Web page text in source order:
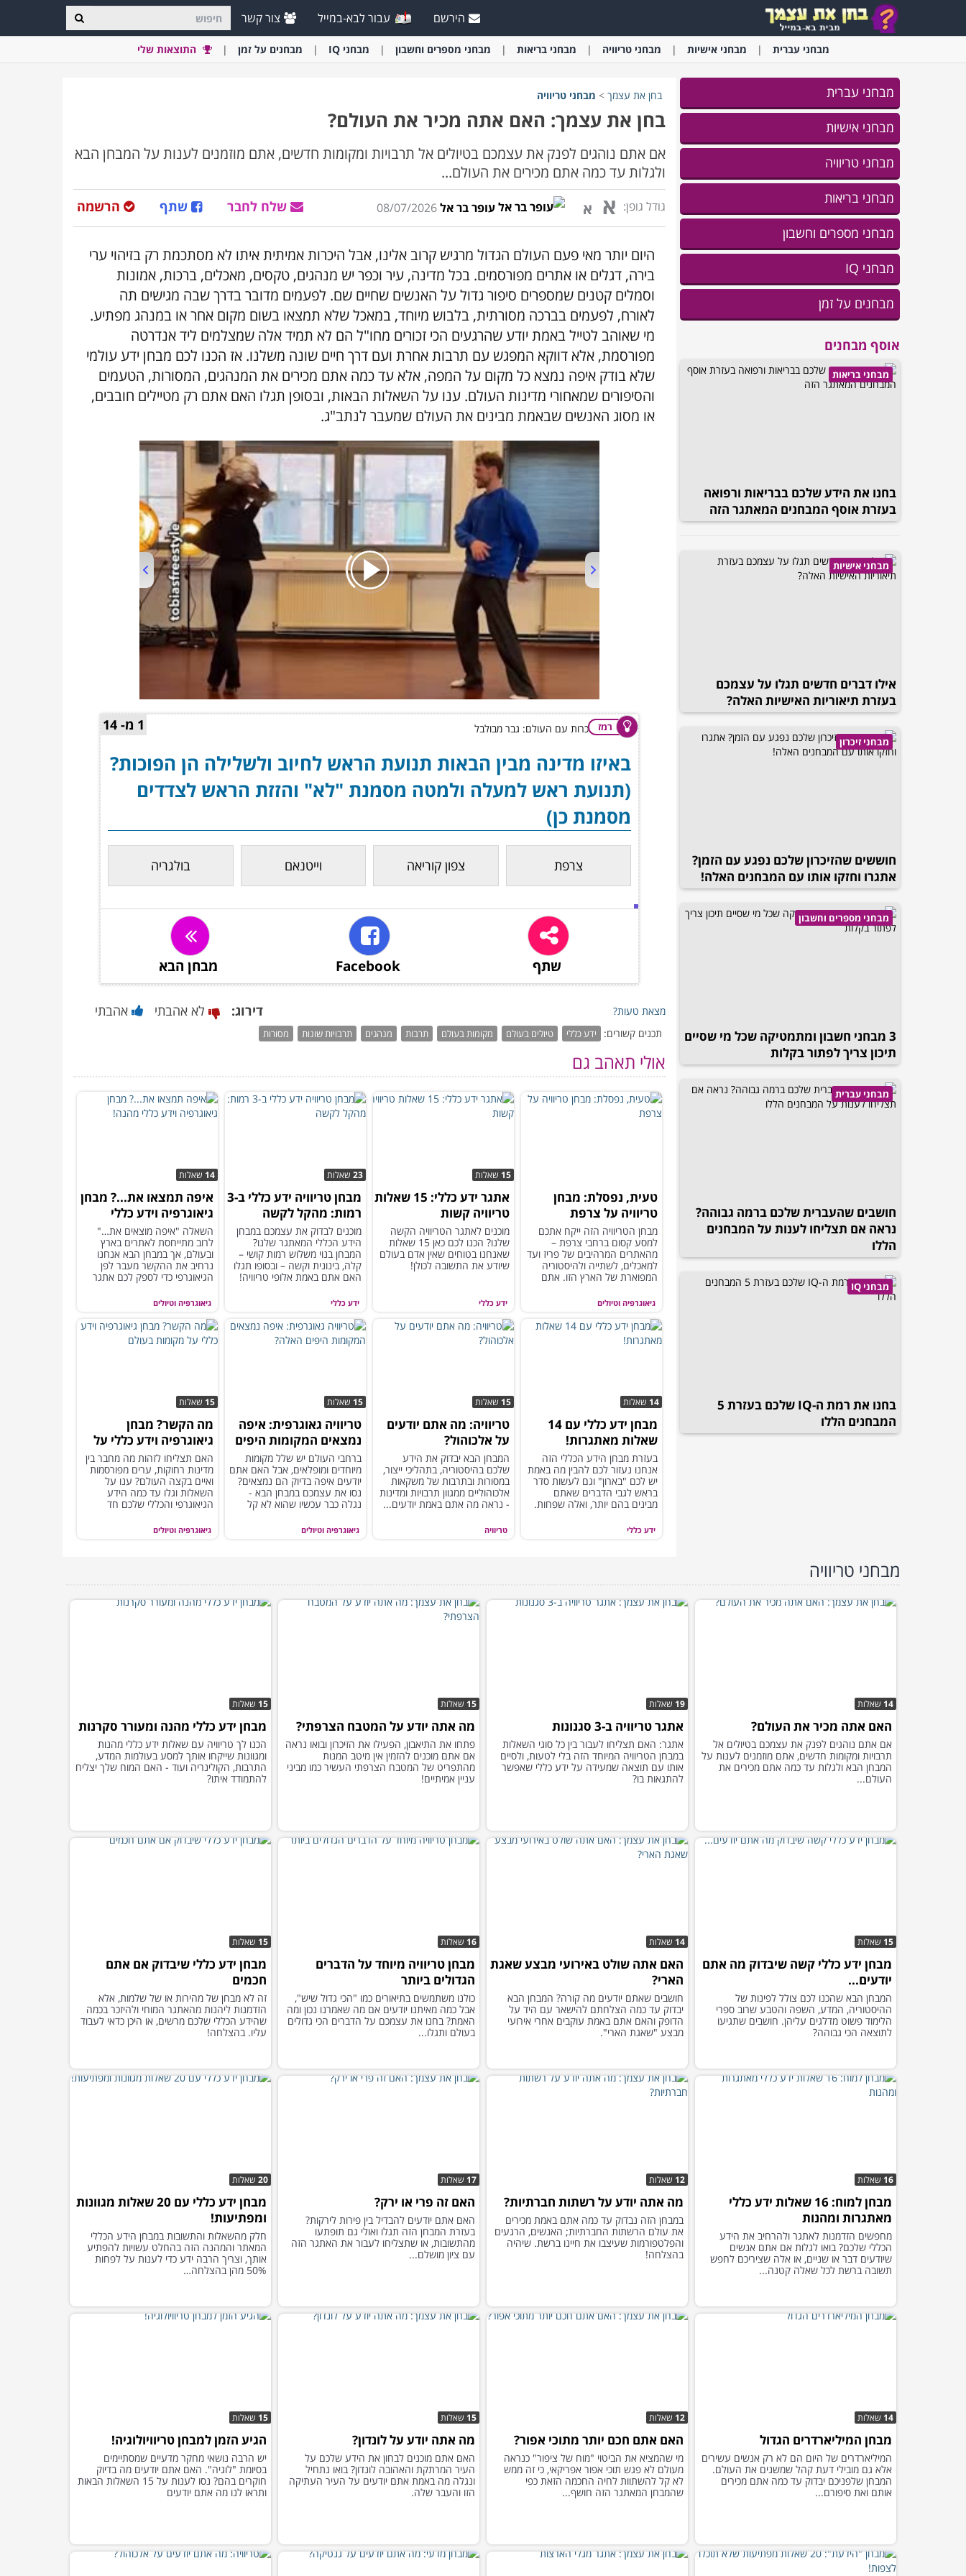
הירשם עבור לבא-במייל צור קשר
מבחני עברית מבחני אישיות מבחני טריוויה מבחני בריאות מבחני מספרים וחשבון מבחני IQ מבחנים על זמן התוצאות שלי
מבחני עברית
מבחני אישיות
מבחני טריוויה
מבחני בריאות
מבחני מספרים וחשבון
מבחני IQ
מבחנים על זמן
אוסף מבחנים
מבחני בריאות
בחנו את הידע שלכם בבריאות ורפואה
בעזרת אוסף המבחנים המאתגר הזה
מבחני אישיות
אילו דברים חדשים תגלו על עצמכם
בעזרת תיאוריות האישיות האלה?
מבחני זיכרון
חוששים שהזיכרון שלכם נפגע עם הזמן?
אתגרו וחזקו אותו עם המבחנים האלה!
מבחני מספרים וחשבון
3 מבחני חשבון ומתמטיקה שכל מי שסיים
תיכון צריך לפתור בקלות
מבחני עברית
חושבים שהעברית שלכם ברמה גבוהה?
נראה אם תצליחו לענות על המבחנים
הללו
מבחני IQ
בחנו את רמת ה-IQ שלכם בעזרת 5
המבחנים הללו
בחן את עצמך > מבחני טריוויה
בחן את עצמך: האם אתה מכיר את העולם?
אם אתם נוהגים לפנק את עצמכם בטיולים אל תרבויות ומקומות חדשים, אתם מוזמנים לענות על המבחן הבא
ולגלות עד כמה אתם מכירים את העולם...
גודל גופן: א א עופר בר אל08/07/2026 הרשמה שתף שלח לחבר
היום יותר מאי פעם העולם הגדול מרגיש קרוב אלינו, אבל היכרות אמיתית איתו לא מסתכמת רק בזיהוי ערי
בירה, דגלים או אתרים מפורסמים. בכל מדינה, עיר וכפר יש מנהגים, טקסים, מאכלים, ברכות, אמונות
וסמלים קטנים שמספרים סיפור גדול על האנשים שחיים שם. לפעמים מדובר בדרך שבה מגישים תה
לאורח, לפעמים בברכה מסורתית, בלבוש מיוחד, במאכל שלא תמצאו בשום מקום אחר או במנהג מפתיע.
מי שאוהב לטייל באמת יודע שהרגעים הכי זכורים מחו"ל הם לא תמיד אלה שמצלמים ליד אנדרטה
מפורסמת, אלא דווקא המפגש עם תרבות אחרת ועם דרך חיים שונה משלנו. אז הכנו לכם מבחן ידע עולמי
שלא בודק איפה נמצא כל מקום על המפה, אלא עד כמה אתם מכירים את המנהגים, המסורות, הטעמים
והסיפורים שמאחורי מדינות העולם. ענו על השאלות הבאות, ובסופן תגלו האם אתם רק מטיילים חובבים,
או מסוג האנשים שבאמת מבינים את העולם שמעבר לנתב"ג.
00:00 /01:01
1 מ- 14 רמז
באיזו מדינה מבין הבאות תנועת הראש לחיוב ולשלילה הן הפוכות?
(תנועת ראש למעלה ולמטה מסמנת "לא" והזזת הראש לצדדים
מסמנת כן)
צרפת צפון קוריאה וייטנאם בולגריה
שתף Facebook מבחן הבא
מצאת טעות? דירוג: לא אהבתי אהבתי
תכנים קשורים: ידע כללי טיולים בעולם מקומות בעולם תרבות מנהגים תרבויות שונות מסורות
אולי תאהב גם
גיאוגרפיה וטיולים
טעית, נפסלת: מבחן
טריוויה על צרפת
מבחן הטריוויה הזה ייקח אתכם
למסע קסום ברחבי צרפת –
מהאתרים המרהיבים של פריז ועד
למאכלים, לשתייה ולהיסטוריה
המפוארת של הארץ הזו. אתם
ידע כללי
15 שאלות
אתגר ידע כללי: 15 שאלות
טריוויה קשות
מוכנים לאתגר הטריוויה הקשה
שלנו? הכנו לכם כאן 15 שאלות
שאנחנו בטוחים שאין אדם בעולם
שיודע את התשובה לכולן!
ידע כללי
23שאלות
מבחן טריוויה ידע כללי ב-3
רמות: מהקל לקשה
מוכנים לבדוק את עצמכם במבחן
הידע הכללי המאתגר שלנו?
המבחן בנוי משלוש רמות קושי –
קלה, בינונית וקשה – ובסופו תגלו
האם אתם באמת אלופי טריוויה!
גיאוגרפיה וטיולים
14 שאלות
איפה תמצאו את...? מבחן
גיאוגרפיה וידע כללי
מהנה!
השאלה "איפה מוצאים את…"
לרוב מתייחסת לאתרים בארץ
ובעולם, אך במבחן הבא אנחנו
נרחיב את ההקשר מעבר לפן
הגיאוגרפי כדי לספק לכם אתגר
ידע כללי
14 שאלות
מבחן ידע כללי עם 14
שאלות מאתגרות!
בעזרת מבחן הידע הכללי הזה
אנחנו נעזור לכם להבין מה באמת
יש לכם "בארון" וגם לעשות סדר
בראש לגבי הדברים שאתם
מבינים בהם יותר, ואלה שפחות.
טריוויה
15 שאלות
טריוויה: מה אתם יודעים
על אלכוהול?
המבחן הבא יבדוק את הידע
שלכם בהיסטוריה, בתהליכי ייצור,
במסורות ובתרבות של משקאות
אלכוהוליים ממגוון תרבויות ומדינות
- נראה מה אתם באמת יודעים...
גיאוגרפיה וטיולים
15 שאלות
טריוויה גאוגרפית: איפה
נמצאים המקומות היפים
האלה?
ברחבי העולם יש שלל מקומות
מיוחדים ומופלאים, אבל האם אתם
יודעים איפה בדיוק הם נמצאים?
נסו את עצמכם במבחן הבא -
נגלה כבר עכשיו שהוא לא קל
גיאוגרפיה וטיולים
15 שאלות
מה הקשר? מבחן
גיאוגרפיה וידע כללי על
מקומות בעולם
האם תצליחו לזהות מה מחבר בין
מדינות רחוקות, ערים מפורסמות
ואיים בקצה העולם? ענו על
השאלות וגלו עד כמה הידע
הגיאוגרפי והכללי שלכם חד
מבחני טריוויה
14 שאלות
האם אתה מכיר את העולם?
אם אתם נוהגים לפנק את עצמכם בטיולים אל
תרבויות ומקומות חדשים, אתם מוזמנים לענות על
המבחן הבא ולגלות עד כמה אתם מכירים את
העולם...
19 שאלות
אתגר טריוויה ב-3 סגנונות
אתגר: האם תצליחו לעבור בין כל סוגי השאלות
במבחן הטריוויה המיוחד הזה בלי לטעות, ולסיים
אותו עם תוצאה שמעידה על ידע כללי שאפשר
להתגאות בו?
15 שאלות
מה אתה יודע על המטבח הצרפתי?
פתחו את התיאבון, הפעילו את הזיכרון ובואו נראה
אם אתם מוכנים להזמין אין מיטב המנות
מהתפריט של המטבח הצרפתי העשיר כמו מביני
עניין אמיתיים!
15 שאלות
מבחן ידע כללי מהנה ומעורר סקרנות
הכנו לך טריוויה עם שאלות ידע כללי מהנות
ומגוונות שייקחו אותך למסע בעולמות המדע,
התרבות, הקולינריה ועוד - האם המוח שלך יצליח
להתמודד איתו?
15 שאלות
מבחן ידע כללי קשה שיבדוק מה אתם
יודעים...
המבחן הבא שהכנו לכם צולל לפינות של
ההיסטוריה, המדע, השפה והטבע שרוב ספרי
הלימוד פשוט מדלגים עליהן. חושבים שתגיעו
לתוצאה הכי גבוהה?
14 שאלות
האם אתה שולט באירועי מבצע שאגת
הארי?
חושבים שאתם יודעים מה קורה? המבחן הבא
יבדוק עד כמה הצלחתם להישאר עם היד על
הדופק והאם אתם באמת עוקבים אחרי אירועי
מבצע "שאגת הארי".
16 שאלות
מבחן טריוויה מיוחד על הדברים
הגדולים ביותר
כולנו משתמשים בתיאורים כמו "הכי גדול שיש",
אבל כמה מאיתנו יודעים אם מה שאמרנו נכון ומה
האמת? בחנו את עצמכם על הדברים הכי גדולים
בעולם ותגלו...
15 שאלות
מבחן ידע כללי שיבדוק אם אתם
חכמים
זה לא מבחן של מהירות או של שלמות, אלא
הזדמנות ליהנות מהאתגר המוחי ולהיזכר בכמה
שהידע הכללי שלכם מרשים, או היכן כדאי לעבוד
עליו. בהצלחה!
16 שאלות
מבחן למוח: 16 שאלות ידע כללי
מאתגרות ומהנות
מחפשים הזדמנות לאתגר ולהרחיב את הידע
הכללי שלכם? בואו לגלות אם אתם אנשים
שיודעים דבר או שניים, או אלה שציריכם לחפש
תשובה ברשת לכל שאלה קטנה...
12 שאלות
מה אתה יודע על רשתות חברתיות?
במבחן הזה נבדוק עד כמה אתם באמת מכירים
את עולם הרשתות החברתיות; האנשים, הרגעים
והפלטפורמות שעיצבו את חיינו ברשת. שיהיה
בהצלחה!
17 שאלות
האם זה פרי או ירק?
האם אתם יודעים להבדיל בין פירות לירקות?
בעזרת המבחן הזה תגלו ואולי גם תופתעו
מהתשובות, או שתצליחו לעבור את האתגר הזה
עם ציון מושלם...
20 שאלות
מבחן ידע כללי עם 20 שאלות מגוונות
ומפתיעות!
חלק מהשאלות והתשובות במבחן הידע הכללי
המאתר והמהנה הזה בהחלט עשויות להפתיע
אותך, וצריך הרבה ידע כדי לענות על לפחות
50% מהן בהצלחה…
14 שאלות
מבחן המיליארדרים הגדול
המיליארדרים של היום הם לא רק אנשים עשירים
אלא גם מובילי דעת קהל שמשנים את העולם.
המבחן שלפניכם יבדוק עד כמה אתם מכירים
אותם ואת סיפורם...
12 שאלות
האם אתם חכם יותר מתוכי אפור?
מי שהמציא את הביטוי "מוח של ציפור" כנראה
מעולם לא פגש תוכי אפור אפריקאי, כי זה ממש
לא קל להשתוות לחיה החכמה הזאת כפי
שהמבחן המאתגר הזה חושף...
15 שאלות
מה אתה יודע על לונדון?
האם אתם מוכנים לבחון את הידע שלכם על
העיר המרתקת והאהובה לונדון? בואו נתחיל
ונגלה מה באמת אתם יודעים על העיר העתיקה
הזו והעבר שלה.
15 שאלות
הגיע הזמן למבחן טריוויולוגיה!
יש הרבה נושאי מחקר מדעיים שמסתיימים
בסיומת "לוגיה". האם אתם יודעים מה בדיוק
חוקרים בהם? נסו לענות על 15 השאלות הבאות
ותראו לנו מה אתם יודעים